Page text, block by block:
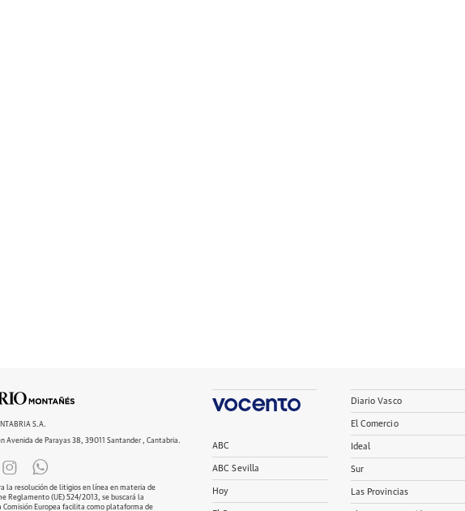
S.A.
Avenida de Parayas 38, 39011 Santander , Cantabria.
la resolución de litigios en línea en materia de
Reglamento (UE) 524/2013, se buscará la
Comisión Europea facilita como plataforma de
ABC
ABC Sevilla
Hoy
Diario Vasco
El Comercio
Ideal
Sur
Las Provincias